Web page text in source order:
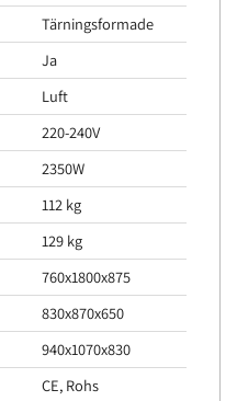
Tärningsformade
Ja
Luft
220-240V
2350W
112 kg
129 kg
760x1800x875
830x870x650
940x1070x830
CE, Rohs